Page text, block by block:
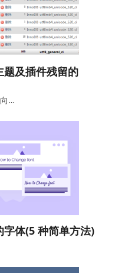
及插件残留的
…
体(5 种简单方法)